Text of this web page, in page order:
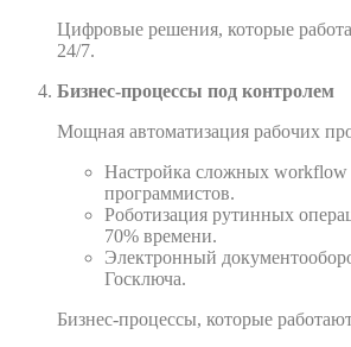
Цифровые решения, которые
24/7.
Бизнес-процессы под контролем
Мощная автоматизация рабочих
Настройка сложных
программистов.
Роботизация рутинных
70% времени.
Электронный
Госключа.
Бизнес-процессы, которые